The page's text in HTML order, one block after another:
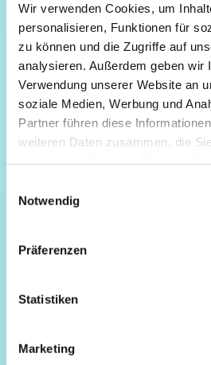
Wir verwenden Cookies, um
personalisieren, Funktionen für
zu können und die Zugriffe auf
analysieren. Außerdem geben wir
Verwendung unserer Website an
soziale Medien, Werbung und
Partner führen diese
weiteren Daten zusammen, die
Notwendig
Präferenzen
Statistiken
Marketing